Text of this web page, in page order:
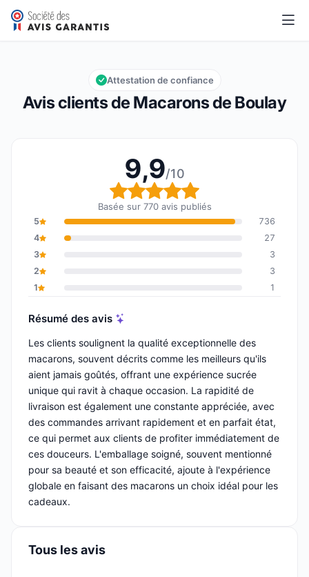
Macarons de Boulay
Note globale : 9,9 sur 10
9,9/10
Avis clients de Macarons de Boulay
Attestation de confiance
9,9/10
Note globale : 9,9 sur
Basée sur 770 avis publiés
5
736
4
27
3
3
2
3
1
1
Résumé des avis
Les clients soulignent la qualité exceptionnelle des
macarons, souvent décrits comme les meilleurs qu'ils
aient jamais goûtés, offrant une expérience sucrée
unique qui ravit à chaque occasion. La rapidité de
livraison est également une constante appréciée, avec
des commandes arrivant rapidement et en parfait état,
ce qui permet aux clients de profiter immédiatement de
ces douceurs. L'emballage soigné, souvent mentionné
pour sa beauté et son efficacité, ajoute à l'expérience
globale en faisant des macarons un choix idéal pour les
cadeaux.
Tous les avis